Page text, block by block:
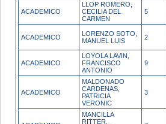
ACADEMICO
LLOP ROMERO,
CECILIA DEL
CARMEN
5
ACADEMICO
LORENZO SOTO,
MANUEL LUIS
2
ACADEMICO
LOYOLA LAVIN,
FRANCISCO
ANTONIO
9
ACADEMICO
MALDONADO
CARDENAS,
PATRICIA
VERONIC
3
MANCILLA
RITTER,